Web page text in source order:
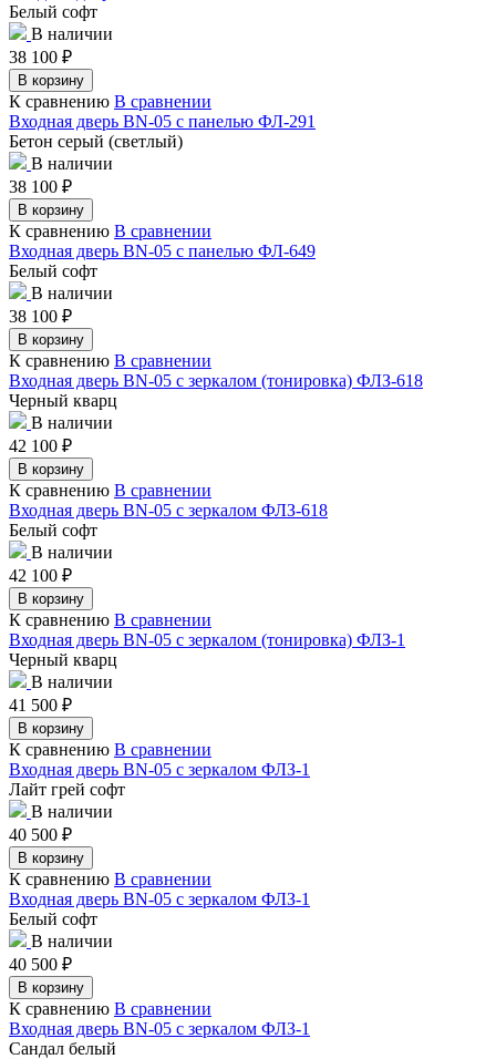
Белый софт
В наличии
38 100 ₽
В корзину
К сравнению В сравнении
Входная дверь BN-05 с панелью ФЛ-291
Бетон серый (светлый)
В наличии
38 100 ₽
В корзину
К сравнению В сравнении
Входная дверь BN-05 с панелью ФЛ-649
Белый софт
В наличии
38 100 ₽
В корзину
К сравнению В сравнении
Входная дверь BN-05 с зеркалом (тонировка) ФЛЗ-618
Черный кварц
В наличии
42 100 ₽
В корзину
К сравнению В сравнении
Входная дверь BN-05 с зеркалом ФЛЗ-618
Белый софт
В наличии
42 100 ₽
В корзину
К сравнению В сравнении
Входная дверь BN-05 с зеркалом (тонировка) ФЛЗ-1
Черный кварц
В наличии
41 500 ₽
В корзину
К сравнению В сравнении
Входная дверь BN-05 с зеркалом ФЛЗ-1
Лайт грей софт
В наличии
40 500 ₽
В корзину
К сравнению В сравнении
Входная дверь BN-05 с зеркалом ФЛЗ-1
Белый софт
В наличии
40 500 ₽
В корзину
К сравнению В сравнении
Входная дверь BN-05 с зеркалом ФЛЗ-1
Сандал белый